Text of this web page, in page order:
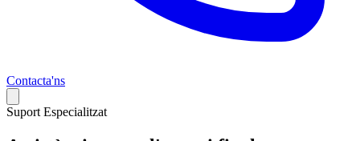
Contacta'ns
Suport Especialitzat